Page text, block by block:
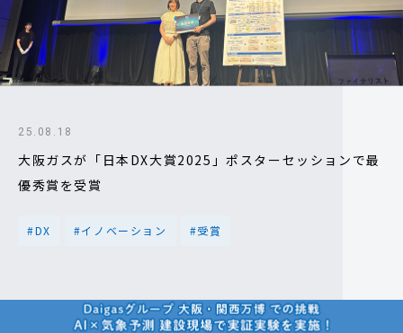
25.08.18
大阪ガスが「日本DX大賞2025」ポスターセッションで最
優秀賞を受賞
#DX #イノベーション #受賞